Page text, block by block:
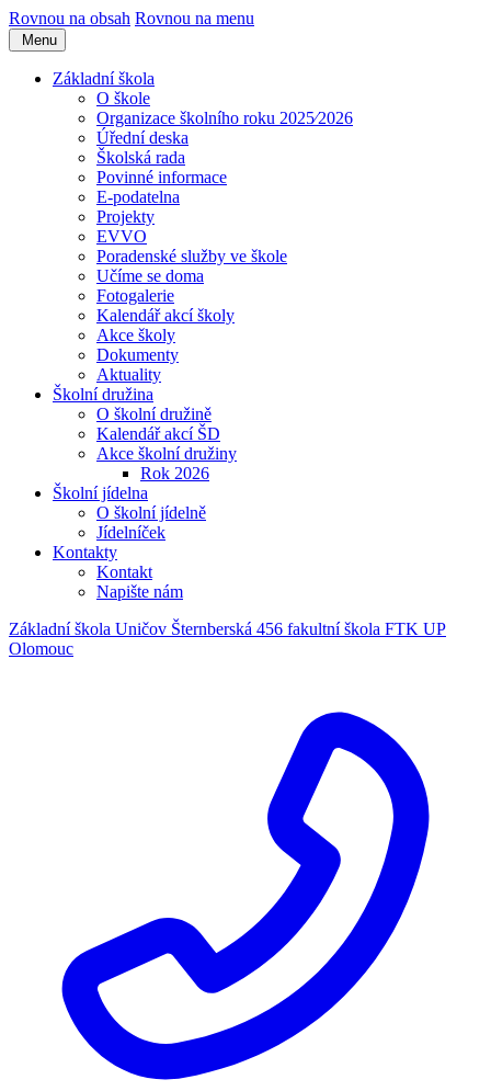
Rovnou na obsah Rovnou na menu
Menu
Základní škola
O škole
Organizace školního roku 2025⁄2026
Úřední deska
Školská rada
Povinné informace
E-podatelna
Projekty
EVVO
Poradenské služby ve škole
Učíme se doma
Fotogalerie
Kalendář akcí školy
Akce školy
Dokumenty
Aktuality
Školní družina
O školní družině
Kalendář akcí ŠD
Akce školní družiny
Rok 2026
Školní jídelna
O školní jídelně
Jídelníček
Kontakty
Kontakt
Napište nám
Základní škola Uničov Šternberská 456 fakultní škola FTK UP
Olomouc